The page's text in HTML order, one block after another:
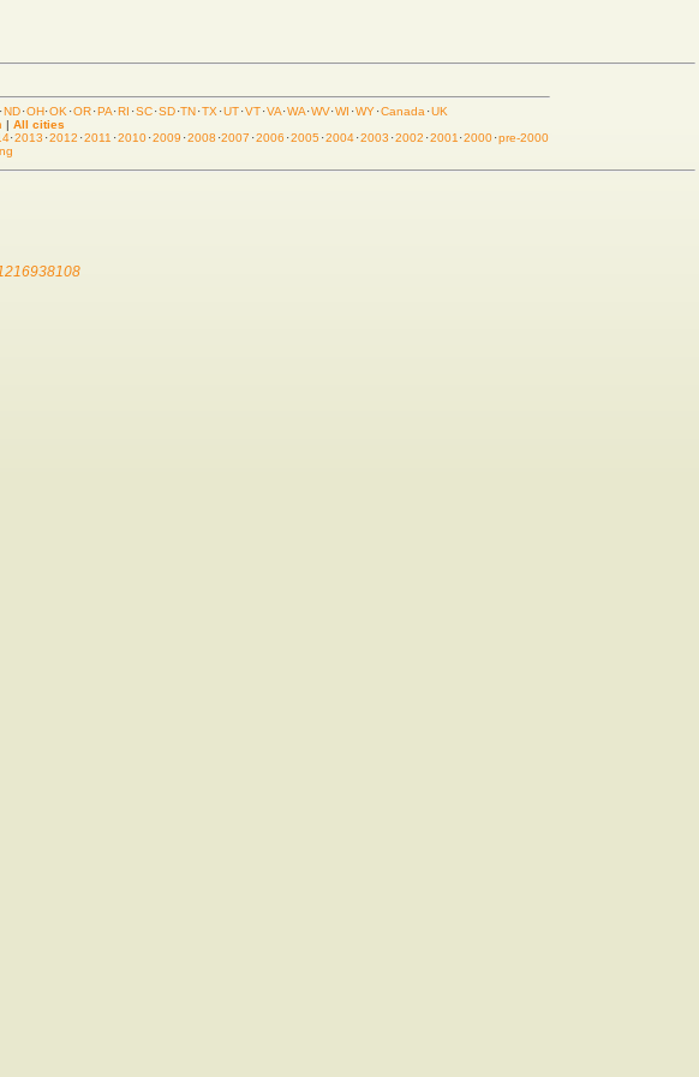
ND·OH·OK ·OR·PA·RI ·SC·SD·TN·TX ·UT·VT·VA·WA·WV·WI ·WY·Canada ·UK
| All cities
·2013 ·2012 ·2011 ·2010·2009 ·2008 ·2007 ·2006 ·2005 ·2004·2003 ·2002 ·2001 ·2000·pre-2000